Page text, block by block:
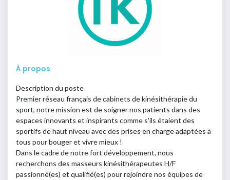
À propos
Description du poste
Premier réseau français de cabinets de kinésithérapie du
sport, notre mission est de soigner nos patients dans des
espaces innovants et inspirants comme s'ils étaient des
sportifs de haut niveau avec des prises en charge adaptées à
tous pour bouger et vivre mieux !
Dans le cadre de notre fort développement, nous
recherchons des masseurs kinésithérapeutes H/F
passionné(es) et qualifié(es) pour rejoindre nos équipes de